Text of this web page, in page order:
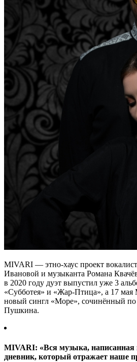
MIVARI — этно-хаус проект
Ивановой и музыканта Романа
в 2020 году дуэт выпустил уже 3
«Субботея» и «Жар-Птица», а 17 мая
новый сингл «Море», сочинённый
Пушкина.
MIVARI: «Вся музыка,
дневник, который отражает наше